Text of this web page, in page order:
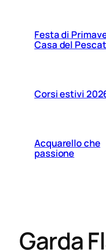
Festa di
Casa del
Corsi estivi
Acquarello che
passione
Garda